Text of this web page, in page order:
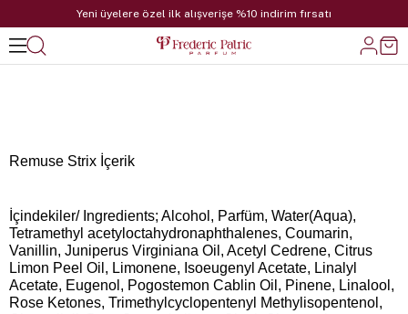
Yeni üyelere özel ilk alışverişe %10 indirim fırsatı
Remuse Strix İçerik
İçindekiler/ Ingredients; Alcohol, Parfüm, Water(Aqua),
Tetramethyl acetyloctahydronaphthalenes, Coumarin,
Vanillin, Juniperus Virginiana Oil, Acetyl Cedrene, Citrus
Limon Peel Oil, Limonene, Isoeugenyl Acetate, Linalyl
Acetate, Eugenol, Pogostemon Cablin Oil, Pinene, Linalool,
Rose Ketones, Trimethylcyclopentenyl Methylisopentenol,